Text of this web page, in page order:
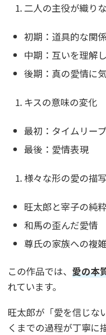
二人の主役が織り
初期：道具的な関
中期：互いを理解
後期：真の愛情に
キスの意味の変化
最初：タイムリー
最後：愛情表現
様々な形の愛の描写
旺太郎と宰子の純
和馬の歪んだ愛情
尊氏の家族への複
この作品では、 愛の本
れています。
旺太郎が「愛を信じな
くまでの過程が丁寧に